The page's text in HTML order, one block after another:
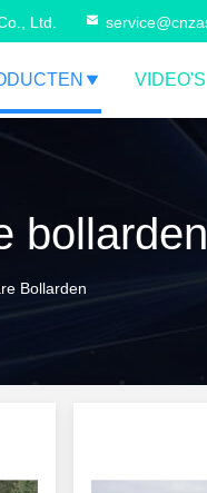
Ltd.
VIDEO'S
bollarden
Bollarden